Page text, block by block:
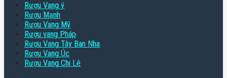
Rượu Vang ý
Rượu Mạnh
Rượu Vang Mỹ
Rượu vang Pháp
Rượu Vang Tây Ban Nha
Rượu Vang Úc
Rượu Vang Chi Lê